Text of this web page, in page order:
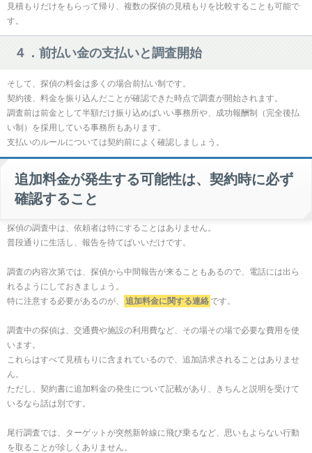
見積もりだけをもらって帰り、複数の探偵の見積もりを比較することも可能で
す。
４．前払い金の支払いと調査開始
そして、探偵の料金は多くの場合前払い制です。
契約後、料金を振り込んだことが確認できた時点で調査が開始されます。
調査前は前金として半額だけ振り込めばいい事務所や、成功報酬制（完全後払
い制）を採用している事務所もあります。
支払いのルールについては契約前によく確認しましょう。
追加料金が発生する可能性は、契約時に必ず
確認すること
探偵の調査中は、依頼者は特にすることはありません。
普段通りに生活し、報告を待てばいいだけです。
調査の内容次第では、探偵から中間報告が来ることもあるので、電話には出ら
れるようにしておきましょう。
特に注意する必要があるのが、
追加料金に関する連絡 です。
調査中の探偵は、交通費や施設の利用費など、その場その場で必要な費用を使
います。
これらはすべて見積もりに含まれているので、追加請求されることはありませ
ん。
ただし、契約書に追加料金の発生について記載があり、きちんと説明を受けて
いるなら話は別です。
尾行調査では、ターゲットが突然新幹線に飛び乗るなど、思いもよらない行動
を取ることが珍しくありません。